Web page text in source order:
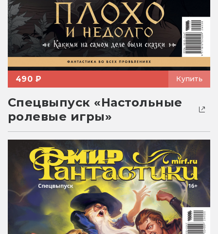
490 ₽ Купить
Спецвыпуск «Настольные
ролевые игры»